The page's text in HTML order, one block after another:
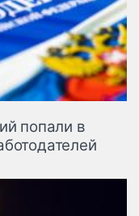
попали в